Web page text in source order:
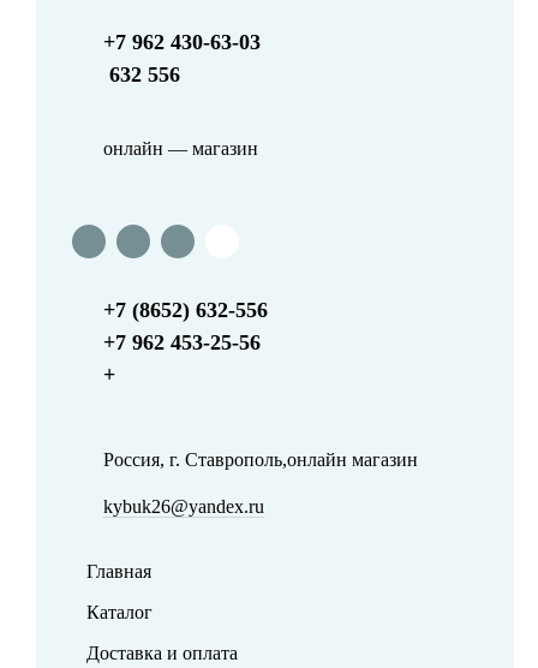
+7 962 430-63-03
632 556
онлайн — магазин
+7 (8652) 632-556
+7 962 453-25-56
+
Россия, г. Ставрополь,онлайн магазин
kybuk26@yandex.ru
Главная
Каталог
Доставка и оплата